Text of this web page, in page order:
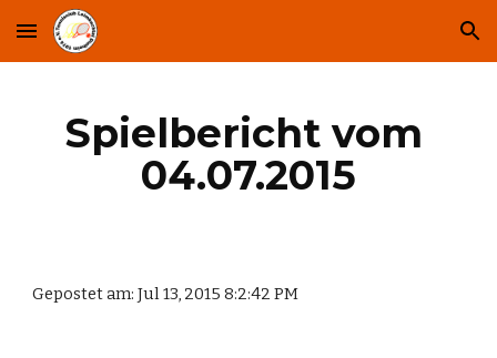
Skip to main content Skip to navigation
Spielbericht vom
04.07.2015
Gepostet am: Jul 13, 2015 8:2:42 PM